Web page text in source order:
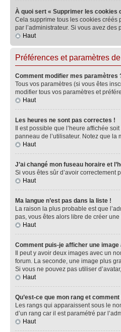
À quoi sert « Supprimer les cookies
Cela supprime tous les cookies créés
par l’administrateur. Si vous avez
Haut
Préférences et paramètres
Comment modifier mes paramètres
Tous vos paramètres (si vous êtes
modifier tous vos paramètres et
Haut
Les heures ne sont pas correctes !
Il est possible que l’heure affichée
panneau de l’utilisateur. Notez que la
Haut
J’ai changé mon fuseau horaire et
Si vous êtes sûr d’avoir correctement
Haut
Ma langue n’est pas dans la liste !
La raison la plus probable est que
pas, vous êtes alors libre de créer
Haut
Comment puis-je afficher une image
Il peut y avoir deux images avec un
forum. La seconde, une image plus
Si vous ne pouvez pas utiliser
Haut
Qu’est-ce que mon rang et
Les rangs qui apparaissent sous le
d’un rang car il est paramétré par
Haut